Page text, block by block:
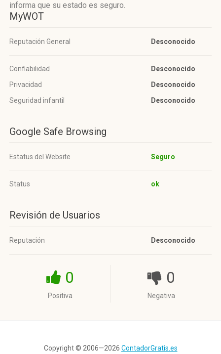
informa que su estado es seguro.
MyWOT
Reputación General Desconocido
Confiabilidad
Desconocido
Privacidad
Desconocido
Seguridad infantil
Desconocido
Google Safe Browsing
Estatus del Website Seguro
Status ok
Revisión de Usuarios
Reputación Desconocido
0
Positiva
0
Negativa
Copyright © 2006—2026 ContadorGratis.es